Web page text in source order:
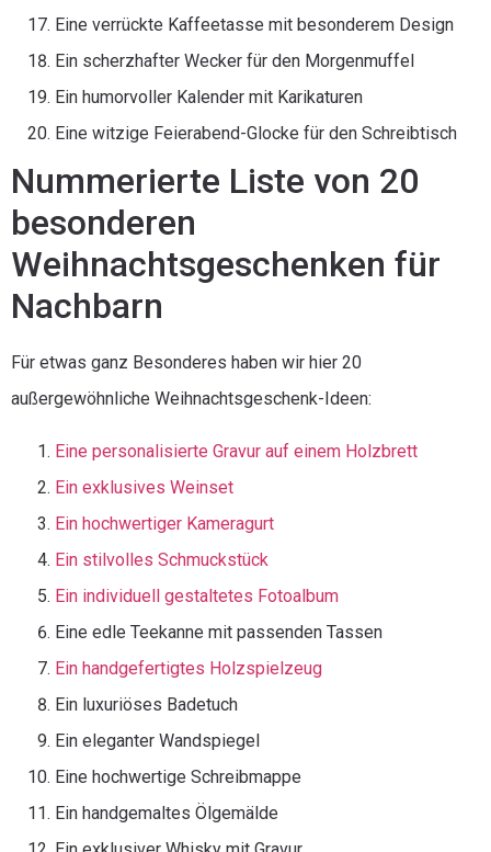
Eine verrückte Kaffeetasse mit besonderem Design
Ein scherzhafter Wecker für den Morgenmuffel
Ein humorvoller Kalender mit Karikaturen
Eine witzige Feierabend-Glocke für den Schreibtisch
Nummerierte Liste von 20
besonderen
Weihnachtsgeschenken für
Nachbarn
Für etwas ganz Besonderes haben wir hier 20
außergewöhnliche Weihnachtsgeschenk-Ideen:
Eine personalisierte Gravur auf einem Holzbrett
Ein exklusives Weinset
Ein hochwertiger Kameragurt
Ein stilvolles Schmuckstück
Ein individuell gestaltetes Fotoalbum
Eine edle Teekanne mit passenden Tassen
Ein handgefertigtes Holzspielzeug
Ein luxuriöses Badetuch
Ein eleganter Wandspiegel
Eine hochwertige Schreibmappe
Ein handgemaltes Ölgemälde